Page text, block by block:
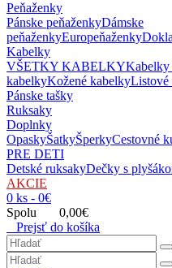
Peňaženky
Pánske peňaženkyDámske
peňaženkyEuropeňaženky
Kabelky
VŠETKY KABELKYKabelky
kabelkyKožené kabelkyListové
Pánske tašky
Ruksaky
Doplnky
OpaskyŠatkyŠperkyCestovné
PRE DETI
Detské ruksakyDečky s
AKCIE
0 ks - 0€
Spolu 0,00€
Prejsť do košíka